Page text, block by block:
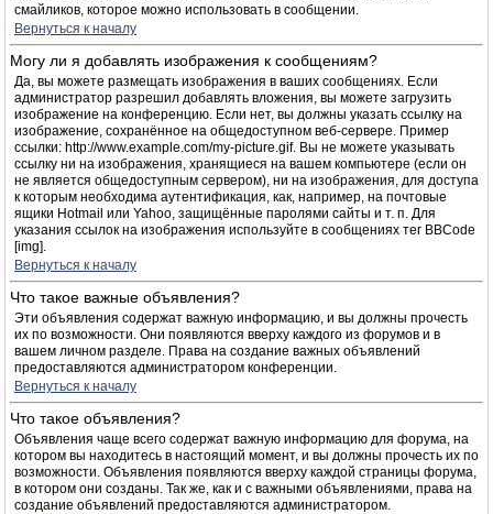
смайликов, которое можно использовать в сообщении.
Вернуться к началу
Могу ли я добавлять изображения к сообщениям?
Да, вы можете размещать изображения в ваших сообщениях. Если
администратор разрешил добавлять вложения, вы можете загрузить
изображение на конференцию. Если нет, вы должны указать ссылку на
изображение, сохранённое на общедоступном веб-сервере. Пример
ссылки: http://www.example.com/my-picture.gif. Вы не можете указывать
ссылку ни на изображения, хранящиеся на вашем компьютере (если он
не является общедоступным сервером), ни на изображения, для доступа
к которым необходима аутентификация, как, например, на почтовые
ящики Hotmail или Yahoo, защищённые паролями сайты и т. п. Для
указания ссылок на изображения используйте в сообщениях тег BBCode
[img].
Вернуться к началу
Что такое важные объявления?
Эти объявления содержат важную информацию, и вы должны прочесть
их по возможности. Они появляются вверху каждого из форумов и в
вашем личном разделе. Права на создание важных объявлений
предоставляются администратором конференции.
Вернуться к началу
Что такое объявления?
Объявления чаще всего содержат важную информацию для форума, на
котором вы находитесь в настоящий момент, и вы должны прочесть их по
возможности. Объявления появляются вверху каждой страницы форума,
в котором они созданы. Так же, как и с важными объявлениями, права на
создание объявлений предоставляются администратором.